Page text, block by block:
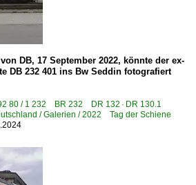
Ruhr
um die Bahn
100-199
Lübeck – Timmendorfer Strand –
DB, 17 September 2022, könnte der ex-
DB 232 401 ins Bw Seddin fotografiert
80 / 1 232 BR 232 DR 132 · DR 130.1
/ Galerien / 2022 Tag der Schiene